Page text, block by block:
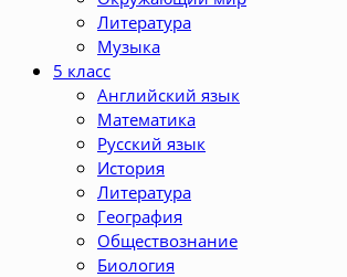
Литература
Музыка
5 класс
Английский язык
Математика
Русский язык
История
Литература
География
Обществознание
Биология